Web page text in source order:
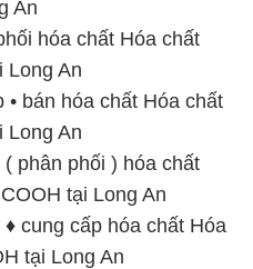
An
hóa chất Hóa chất
Long An
bán hóa chất Hóa chất
Long An
phân phối ) hóa chất
tại Long An
cung cấp hóa chất Hóa
tại Long An